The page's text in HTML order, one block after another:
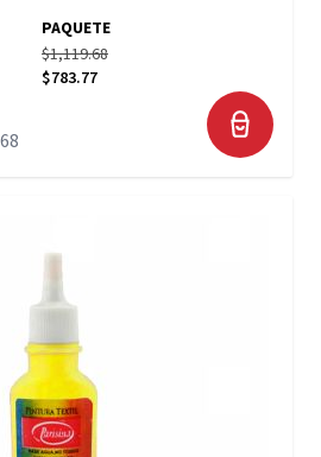
PAQUETE
$1,119.68
$783.77